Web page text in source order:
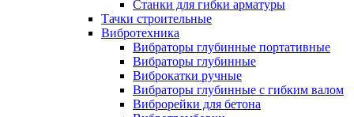
Станки для гибки арматуры
Тачки строительные
Вибротехника
Вибраторы глубинные портативные
Вибраторы глубинные
Виброкатки ручные
Вибраторы глубинные с гибким валом
Виброрейки для бетона